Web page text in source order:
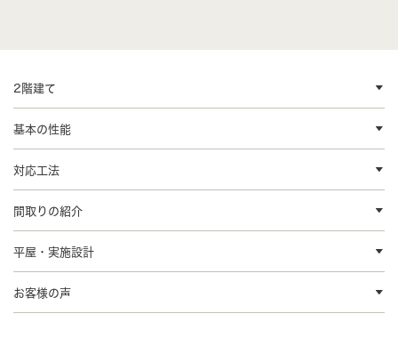
2階建て
基本の性能
対応工法
間取りの紹介
平屋・実施設計
お客様の声